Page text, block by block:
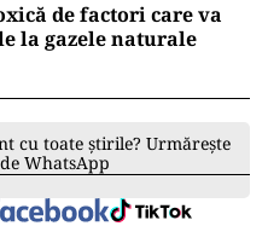
de factori care va
la gazele naturale
cu toate știrile? Urmărește
WhatsApp